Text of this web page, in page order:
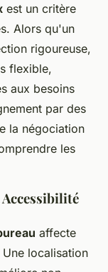
est un critère
Alors qu'un
rigoureuse,
flexible,
aux besoins
par des
la négociation
les
affecte
localisation